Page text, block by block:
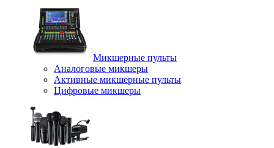
Микшерные пульты
Аналоговые микшеры
Активные микшерные пульты
Цифровые микшеры